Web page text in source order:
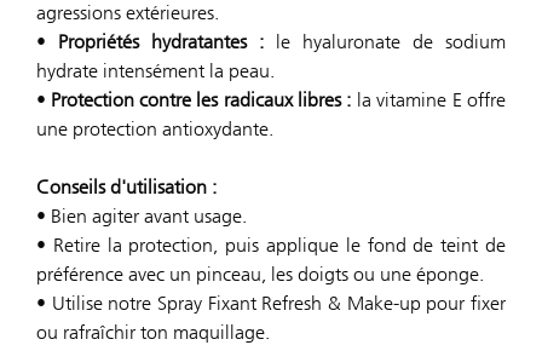
agressions extérieures.
• Propriétés hydratantes : le hyaluronate de sodium
hydrate intensément la peau.
• Protection contre les radicaux libres : la vitamine E offre
une protection antioxydante.
Conseils d'utilisation :
• Bien agiter avant usage.
• Retire la protection, puis applique le fond de teint de
préférence avec un pinceau, les doigts ou une éponge.
• Utilise notre Spray Fixant Refresh & Make-up pour fixer
ou rafraîchir ton maquillage.